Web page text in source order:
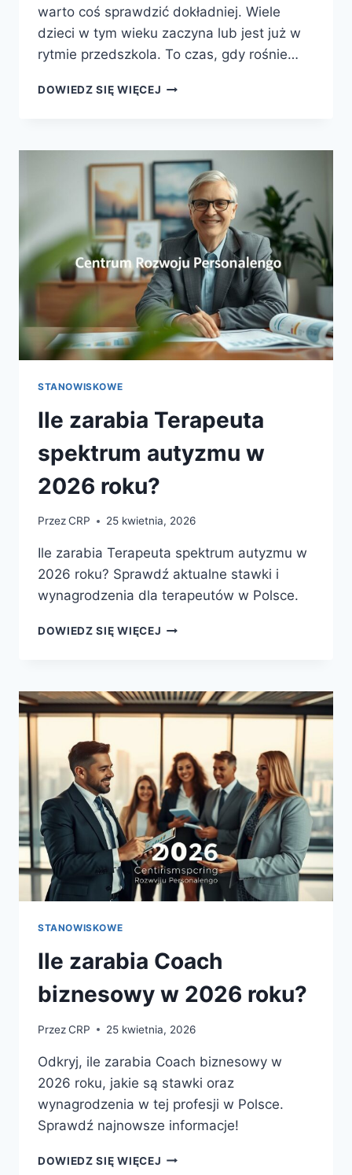
warto coś sprawdzić dokładniej. Wiele
dzieci w tym wieku zaczyna lub jest już w
rytmie przedszkola. To czas, gdy rośnie…
DOWIEDZ SIĘ WIĘCEJ CO
LATEK
–
KLUCZOWE
UMIEJĘTNOŚCI
DZIECKA
STANOWISKOWE
Ile zarabia Terapeuta
spektrum autyzmu w
2026 roku?
PrzezCRP 25 kwietnia, 2026
Ile zarabia Terapeuta spektrum autyzmu w
2026 roku? Sprawdź aktualne stawki i
wynagrodzenia dla terapeutów w Polsce.
DOWIEDZ SIĘ WIĘCEJ ILE
AUTYZMU
W
2026
STANOWISKOWE
Ile zarabia Coach
biznesowy w 2026 roku?
PrzezCRP 25 kwietnia, 2026
Odkryj, ile zarabia Coach biznesowy w
2026 roku, jakie są stawki oraz
wynagrodzenia w tej profesji w Polsce.
Sprawdź najnowsze informacje!
DOWIEDZ SIĘ WIĘCEJ ILE